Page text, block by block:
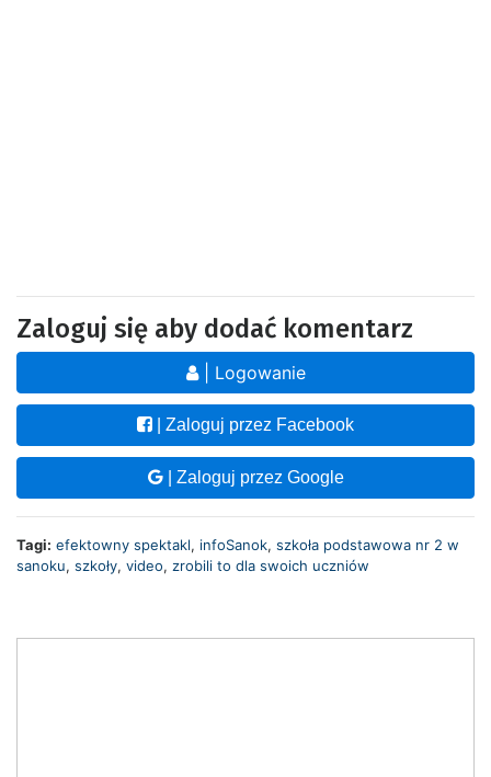
Zaloguj się aby dodać komentarz
| Logowanie
| Zaloguj przez Facebook
| Zaloguj przez Google
Tagi: efektowny spektakl, infoSanok, szkoła podstawowa nr 2 w
sanoku, szkoły, video, zrobili to dla swoich uczniów